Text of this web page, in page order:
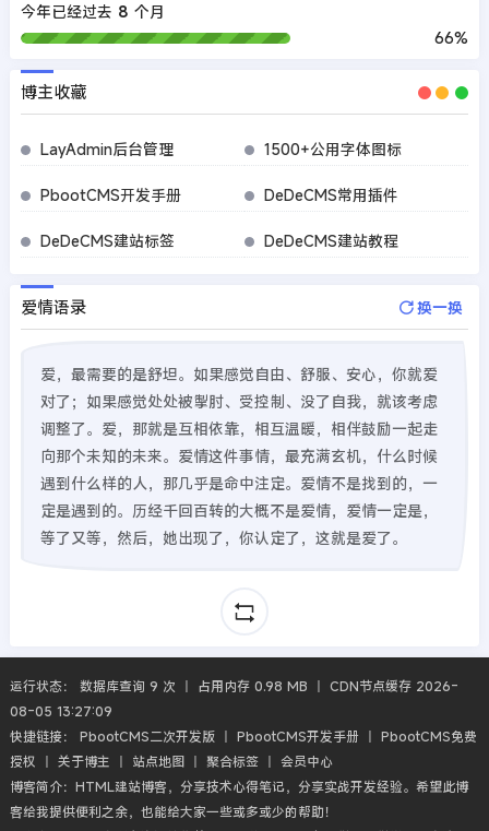
今年已经过去 8 个月
66%
博主收藏
LayAdmin后台管理 1500+公用字体图标
PbootCMS开发手册 DeDeCMS常用插件
DeDeCMS建站标签 DeDeCMS建站教程
爱情语录 换一换
爱，最需要的是舒坦。如果感觉自由、舒服、安心，你就爱
对了；如果感觉处处被掣肘、受控制、没了自我，就该考虑
调整了。爱，那就是互相依靠，相互温暖，相伴鼓励一起走
向那个未知的未来。爱情这件事情，最充满玄机，什么时候
遇到什么样的人，那几乎是命中注定。爱情不是找到的，一
定是遇到的。历经千回百转的大概不是爱情，爱情一定是，
等了又等，然后，她出现了，你认定了，这就是爱了。
运行状态： 数据库查询 9 次 丨 占用内存 0.98 MB 丨 CDN节点缓存 2026-
08-05 13:27:09
快捷链接： PbootCMS二次开发版丨 PbootCMS开发手册 丨 PbootCMS免费
授权 丨 关于博主 丨 站点地图丨 聚合标签丨 会员中心
博客简介：HTML建站博客，分享技术心得笔记，分享实战开发经验。希望此博
客给我提供便利之余，也能给大家一些或多或少的帮助！